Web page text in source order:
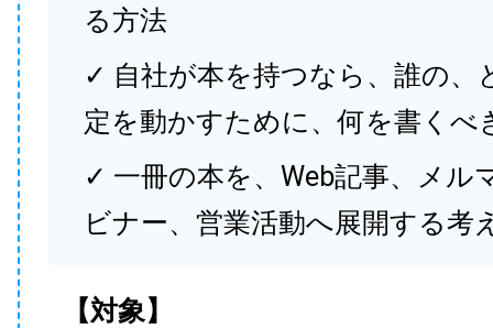
る方法
✓ 自社が本を持つなら、誰の、
定を動かすために、何を書くべ
✓ 一冊の本を、Web記事、メル
ビナー、営業活動へ展開する考
【対象】